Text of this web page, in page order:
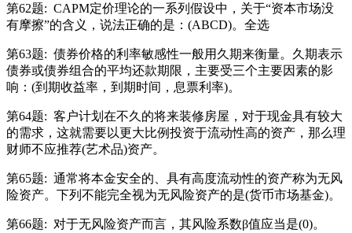
第62题: CAPM定价理论的一系列假设中，关于“资本市场没
有摩擦”的含义，说法正确的是：(ABCD)。全选
第63题: 债券价格的利率敏感性一般用久期来衡量。久期表示
债券或债券组合的平均还款期限，主要受三个主要因素的影
响：(到期收益率，到期时间，息票利率)。
第64题: 客户计划在不久的将来装修房屋，对于现金具有较大
的需求，这就需要以更大比例投资于流动性高的资产，那么理
财师不应推荐(艺术品)资产。
第65题: 通常将本金安全的、具有高度流动性的资产称为无风
险资产。下列不能完全视为无风险资产的是(货币市场基金)。
第66题: 对于无风险资产而言，其风险系数β值应当是(0)。